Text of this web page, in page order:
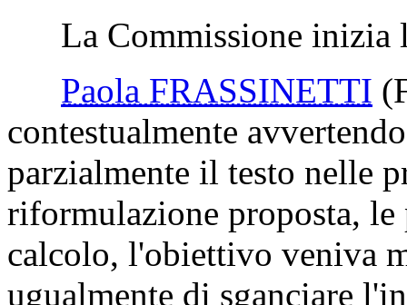
La Commissione inizia
Paola FRASSINETTI
contestualmente
parzialmente il testo nelle
riformulazione proposta,
calcolo, l'obiettivo veniva
ugualmente di sganciare